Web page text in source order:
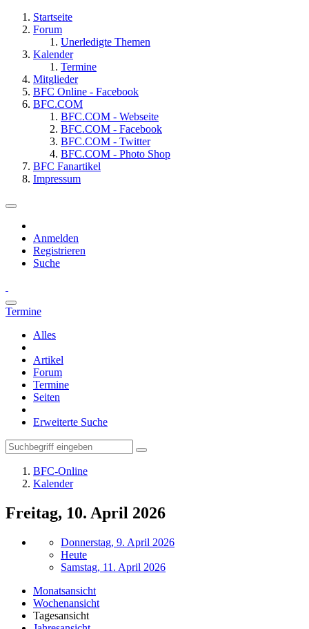
Startseite
Forum
Unerledigte Themen
Kalender
Termine
Mitglieder
BFC Online - Facebook
BFC.COM
BFC.COM - Webseite
BFC.COM - Facebook
BFC.COM - Twitter
BFC.COM - Photo Shop
BFC Fanartikel
Impressum
Anmelden
Registrieren
Suche
Termine
Alles
Artikel
Forum
Termine
Seiten
Erweiterte Suche
BFC-Online
Kalender
Freitag, 10. April 2026
Donnerstag, 9. April 2026
Heute
Samstag, 11. April 2026
Monatsansicht
Wochenansicht
Tagesansicht